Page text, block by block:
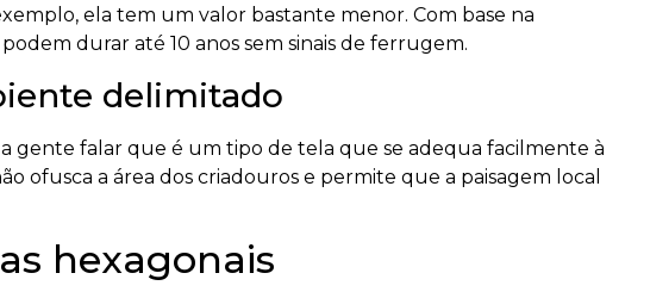
ela tem um valor bastante menor. Com base na
durar até 10 anos sem sinais de ferrugem.
delimitado
gente falar que é um tipo de tela que se adequa facilmente à
ofusca a área dos criadouros e permite que a paisagem local
hexagonais